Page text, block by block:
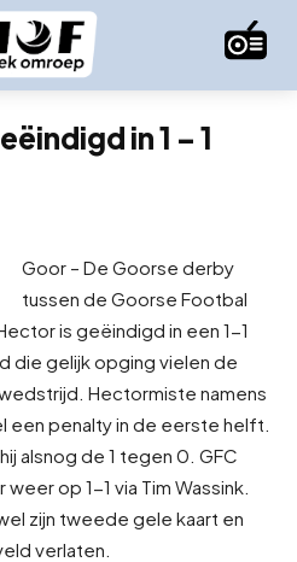
in 1 – 1
Goor – De Goorse derby
tussen de Goorse Footbal
is geëindigd in een 1-1
die gelijk opging vielen de
Hectormiste namens
een penalty in de eerste helft.
alsnog de 1 tegen 0. GFC
op 1-1 via Tim Wassink.
zijn tweede gele kaart en
verlaten.